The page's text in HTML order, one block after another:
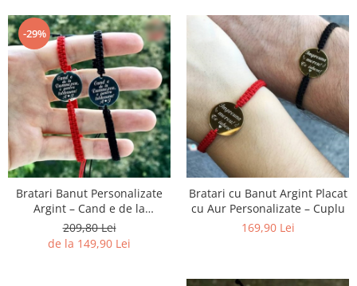
-29%
Bratari Banut Personalizate
Argint – Cand e de la
Dumnezeu!
209,80 Lei
de la 149,90 Lei
Bratari cu Banut Argint Placat
cu Aur Personalizate – Cuplu
169,90 Lei